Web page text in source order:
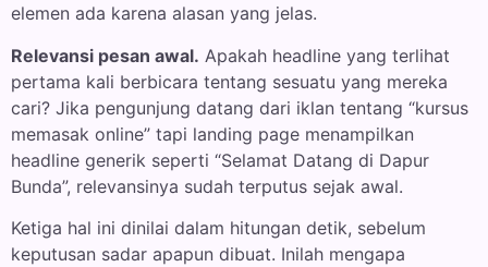
elemen ada karena alasan yang jelas.
Relevansi pesan awal. Apakah headline yang terlihat
pertama kali berbicara tentang sesuatu yang mereka
cari? Jika pengunjung datang dari iklan tentang “kursus
memasak online” tapi landing page menampilkan
headline generik seperti “Selamat Datang di Dapur
Bunda”, relevansinya sudah terputus sejak awal.
Ketiga hal ini dinilai dalam hitungan detik, sebelum
keputusan sadar apapun dibuat. Inilah mengapa